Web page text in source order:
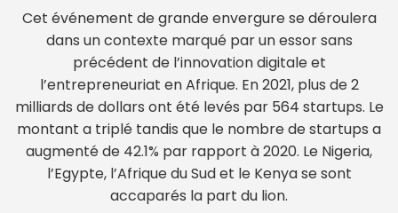
Cet événement de grande envergure se déroulera
dans un contexte marqué par un essor sans
précédent de l’innovation digitale et
l’entrepreneuriat en Afrique. En 2021, plus de 2
milliards de dollars ont été levés par 564 startups. Le
montant a triplé tandis que le nombre de startups a
augmenté de 42.1% par rapport à 2020. Le Nigeria,
l’Egypte, l’Afrique du Sud et le Kenya se sont
accaparés la part du lion.